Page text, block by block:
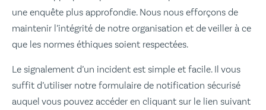
une enquête plus approfondie. Nous nous efforçons de
maintenir l’intégrité de notre organisation et de veiller à ce
que les normes éthiques soient respectées.
Le signalement d’un incident est simple et facile. Il vous
suffit d’utiliser notre formulaire de notification sécurisé
auquel vous pouvez accéder en cliquant sur le lien suivant